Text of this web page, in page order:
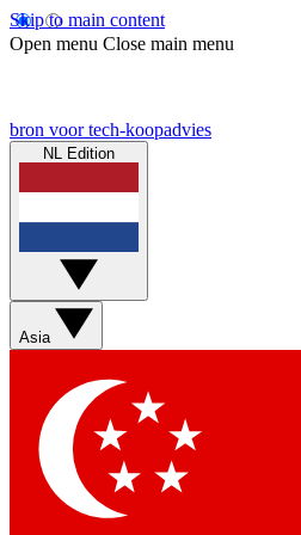
Skip to main content
Open menu Close main menu
bron voor tech-koopadvies
NL Edition
Asia